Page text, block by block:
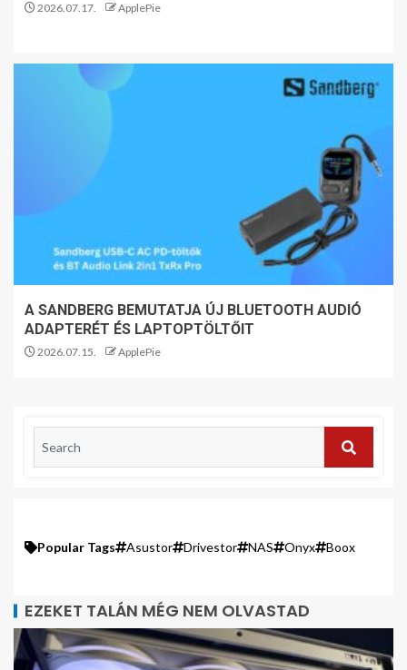
2026.07.17. ApplePie
A SANDBERG BEMUTATJA ÚJ BLUETOOTH AUDIÓ
ADAPTERÉT ÉS LAPTOPTÖLTŐIT
2026.07.15. ApplePie
Popular Tags Asustor Drivestor NAS Onyx Boox
EZEKET TALÁN MÉG NEM OLVASTAD